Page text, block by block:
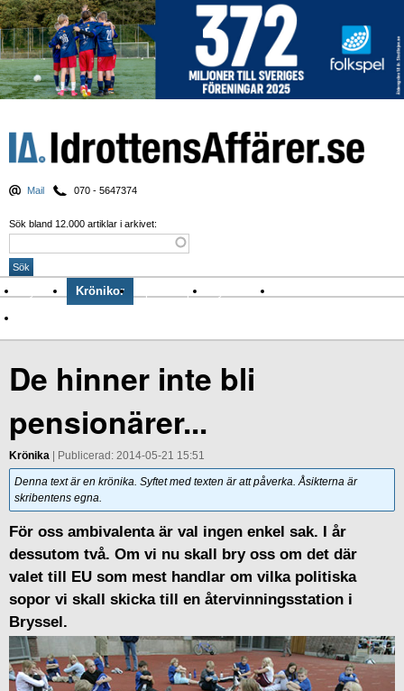
Mail 070 - 5647374
Sök bland 12.000 artiklar i arkivet:
Nyheter Krönikor Sport & spel Nyhetsbrev
De hinner inte bli
pensionärer...
Krönika | Publicerad: 2014-05-21 15:51
Denna text är en krönika. Syftet med texten är att påverka. Åsikterna är
skribentens egna.
För oss ambivalenta är val ingen enkel sak. I år
dessutom två. Om vi nu skall bry oss om det där
valet till EU som mest handlar om vilka politiska
sopor vi skall skicka till en återvinningsstation i
Bryssel.